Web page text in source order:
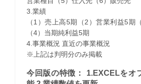
3.業績
（1）売上高5期（2）営業利益5期
（4）当期純利益5期
4.事業概況 直近の事業概況
※上記は判明分のみ掲載
今回版の特徴： 1.EXCELをオ